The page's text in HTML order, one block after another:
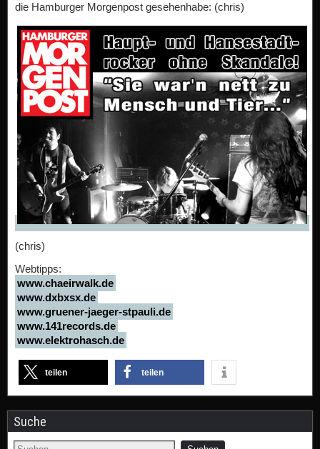
die Hamburger Morgenpost gesehenhabe: (chris)
(chris)
Webtipps:
www.chaeirwalk.de
www.dxbxsx.de
www.gruener-jaeger-stpauli.de
www.141records.de
www.elektrohasch.de
teilen teilen
Suche